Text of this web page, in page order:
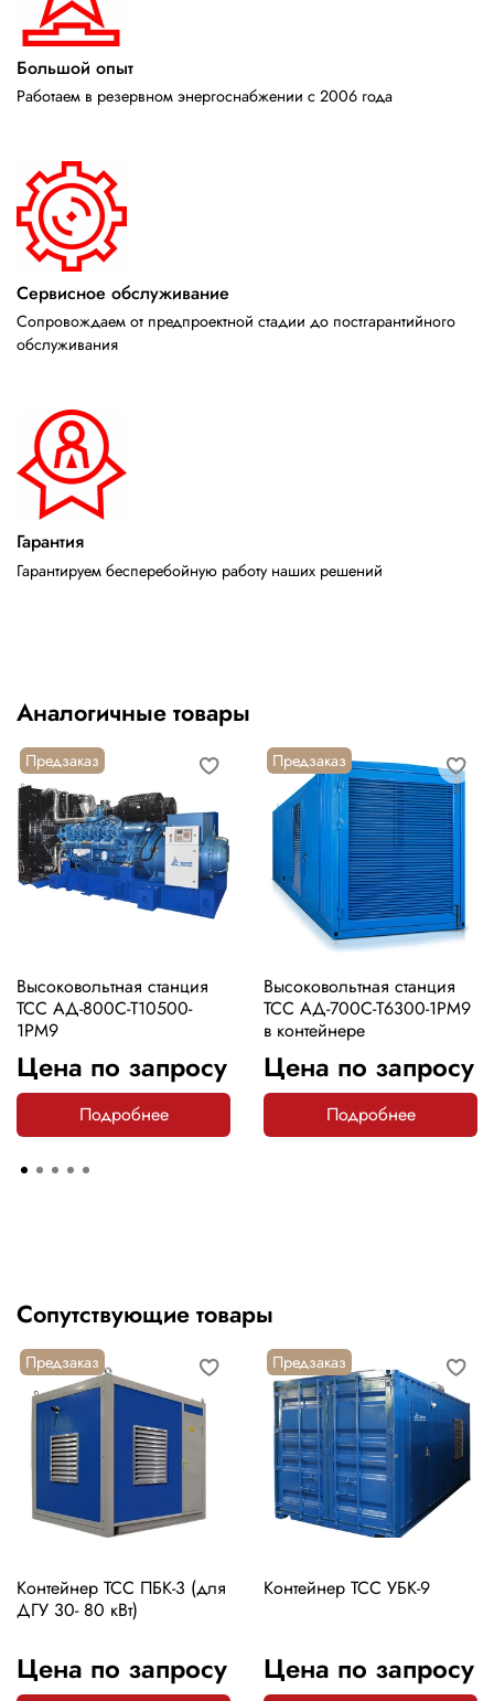
Большой опыт
Работаем в резервном энергоснабжении с 2006 года
Сервисное обслуживание
Сопровождаем от предпроектной стадии до постгарантийного
обслуживания
Гарантия
Гарантируем бесперебойную работу наших решений
Аналогичные товары
Предзаказ
Высоковольтная станция
ТСС АД-800С-Т10500-
1РМ9
Цена по запросу
Подробнее
Предзаказ
Высоковольтная станция
ТСС АД-700С-Т6300-1РМ9
в контейнере
Цена по запросу
Подробнее
Сопутствующие товары
Предзаказ
Контейнер ТСС ПБК-3 (для
ДГУ 30- 80 кВт)
Цена по запросу
Предзаказ
Контейнер ТСС УБК-9
Цена по запросу